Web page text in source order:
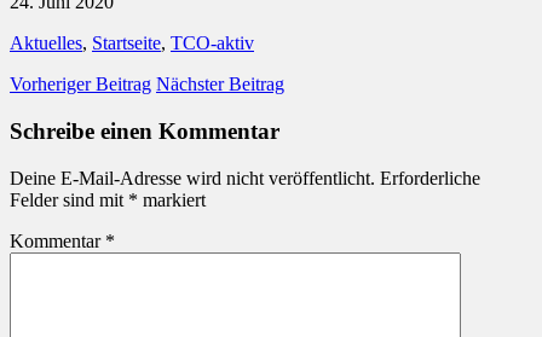
Aktuelles, Startseite, TCO-aktiv
Vorheriger Beitrag Nächster Beitrag
Schreibe einen Kommentar
Deine E-Mail-Adresse wird nicht veröffentlicht. Erforderliche
Felder sind mit * markiert
Kommentar *